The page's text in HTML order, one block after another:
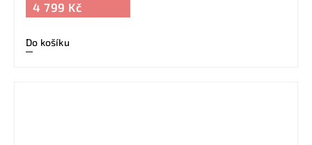
4 799 Kč
Do košíku